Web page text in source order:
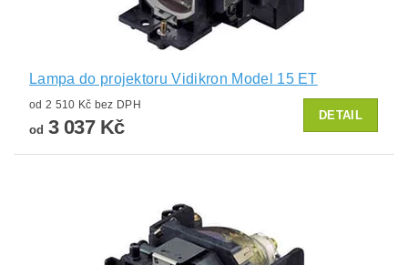
Lampa do projektoru Vidikron Model 15 ET
od 2 510 Kč bez DPH
od 3 037 Kč
DETAIL